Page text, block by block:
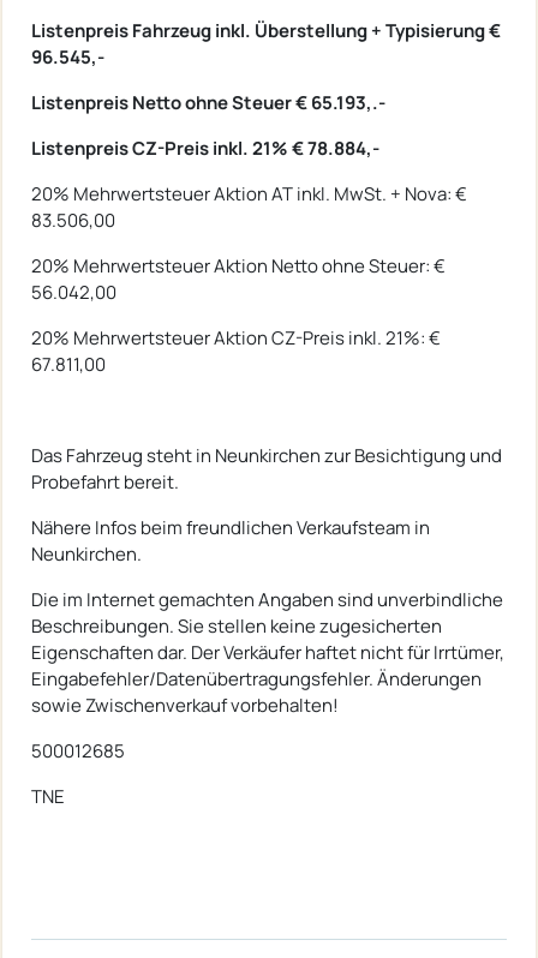
Listenpreis Fahrzeug inkl. Überstellung + Typisierung €
96.545,-
Listenpreis Netto ohne Steuer € 65.193,.-
Listenpreis CZ-Preis inkl. 21% € 78.884,-
20% Mehrwertsteuer Aktion AT inkl. MwSt. + Nova: €
83.506,00
20% Mehrwertsteuer Aktion Netto ohne Steuer: €
56.042,00
20% Mehrwertsteuer Aktion CZ-Preis inkl. 21%: €
67.811,00
Das Fahrzeug steht in Neunkirchen zur Besichtigung und
Probefahrt bereit.
Nähere Infos beim freundlichen Verkaufsteam in
Neunkirchen.
Die im Internet gemachten Angaben sind unverbindliche
Beschreibungen. Sie stellen keine zugesicherten
Eigenschaften dar. Der Verkäufer haftet nicht für Irrtümer,
Eingabefehler/Datenübertragungsfehler. Änderungen
sowie Zwischenverkauf vorbehalten!
500012685
TNE